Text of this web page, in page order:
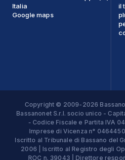
Italia
Google maps
il
Copyright © 2009-2026
Bassanonet S.r.l. socio unico -
- Codice Fiscale e Partita IVA
Imprese di Vicenza n°
Iscritto al Tribunale di Bassano del
2006 | Iscritto al Registro degli
ROC n. 39043 | Direttore